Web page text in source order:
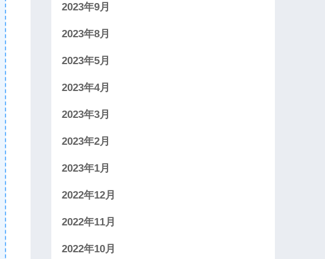
2023年9月
2023年8月
2023年5月
2023年4月
2023年3月
2023年2月
2023年1月
2022年12月
2022年11月
2022年10月